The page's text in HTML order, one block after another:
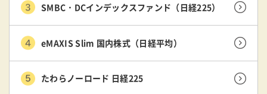
SMBC・DCインデックスファンド（日経225）
eMAXIS Slim 国内株式（日経平均）
たわらノーロード 日経225